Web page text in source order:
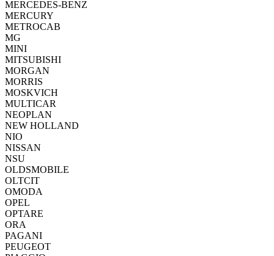
MERCEDES-BENZ
MERCURY
METROCAB
MG
MINI
MITSUBISHI
MORGAN
MORRIS
MOSKVICH
MULTICAR
NEOPLAN
NEW HOLLAND
NIO
NISSAN
NSU
OLDSMOBILE
OLTCIT
OMODA
OPEL
OPTARE
ORA
PAGANI
PEUGEOT